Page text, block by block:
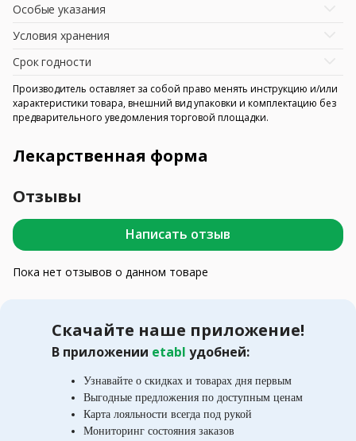
Особые указания
Условия хранения
Срок годности
Производитель оставляет за собой право менять инструкцию и/или
характеристики товара, внешний вид упаковки и комплектацию без
предварительного уведомления торговой площадки.
Лекарственная форма
Отзывы
Написать отзыв
Пока нет отзывов о данном товаре
Скачайте наше приложение!
В приложении etabl удобней:
Узнавайте о скидках и товарах дня первым
Выгодные предложения по доступным ценам
Карта лояльности всегда под рукой
Мониторинг состояния заказов